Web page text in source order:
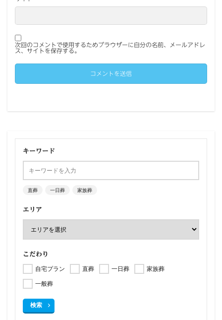
次回のコメントで使用するためブラウザーに自分の名前、メールアドレ
ス、サイトを保存する。
キーワード
直葬 一日葬 家族葬
エリア
こだわり
自宅プラン 直葬 一日葬
家族葬
一般葬
検索